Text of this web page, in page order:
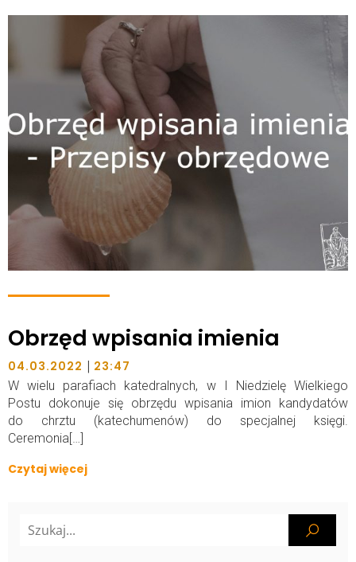
Obrzęd wpisania imienia
04.03.2022 | 23:47
W wielu parafiach katedralnych, w I Niedzielę Wielkiego
Postu dokonuje się obrzędu wpisania imion kandydatów
do chrztu (katechumenów) do specjalnej księgi.
Ceremonia[…]
Czytaj więcej